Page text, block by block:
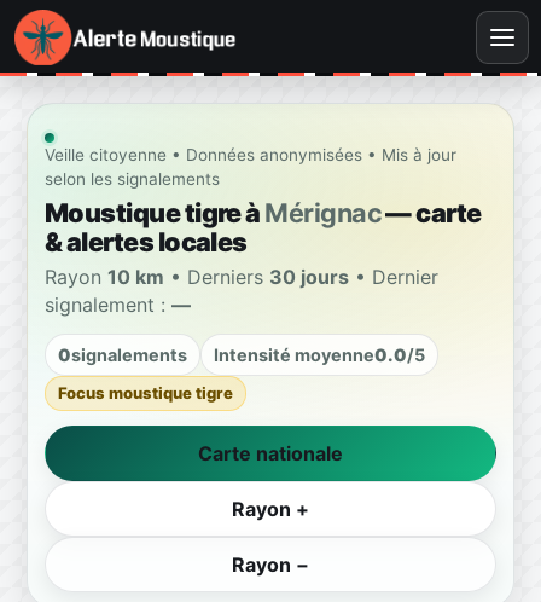
Veille citoyenne • Données anonymisées • Mis à jour
selon les signalements
Moustique tigre àMérignac— carte
& alertes locales
Rayon 10 km • Derniers 30 jours • Dernier
signalement : —
0signalements Intensité moyenne0.0/5
Focus moustique tigre
Carte nationale
Rayon +
Rayon −